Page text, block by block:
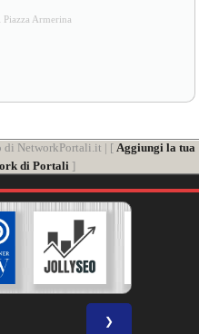
Armerina
di NetworkPortali.it | [ Aggiungi la tua
di Portali]
❯